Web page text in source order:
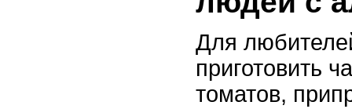
Для
приготовить
томатов,